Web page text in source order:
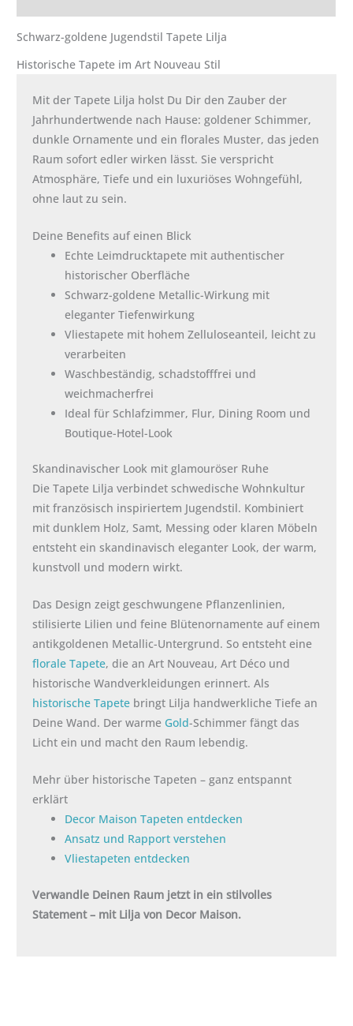
Schwarz-goldene Jugendstil Tapete Lilja
Historische Tapete im Art Nouveau Stil
Mit der Tapete Lilja holst Du Dir den Zauber der
Jahrhundertwende nach Hause: goldener Schimmer,
dunkle Ornamente und ein florales Muster, das jeden
Raum sofort edler wirken lässt. Sie verspricht
Atmosphäre, Tiefe und ein luxuriöses Wohngefühl,
ohne laut zu sein.
Deine Benefits auf einen Blick
Echte Leimdrucktapete mit authentischer
historischer Oberfläche
Schwarz-goldene Metallic-Wirkung mit
eleganter Tiefenwirkung
Vliestapete mit hohem Zelluloseanteil, leicht zu
verarbeiten
Waschbeständig, schadstofffrei und
weichmacherfrei
Ideal für Schlafzimmer, Flur, Dining Room und
Boutique-Hotel-Look
Skandinavischer Look mit glamouröser Ruhe
Die Tapete Lilja verbindet schwedische Wohnkultur
mit französisch inspiriertem Jugendstil. Kombiniert
mit dunklem Holz, Samt, Messing oder klaren Möbeln
entsteht ein skandinavisch eleganter Look, der warm,
kunstvoll und modern wirkt.
Das Design zeigt geschwungene Pflanzenlinien,
stilisierte Lilien und feine Blütenornamente auf einem
antikgoldenen Metallic-Untergrund. So entsteht eine
florale Tapete, die an Art Nouveau, Art Déco und
historische Wandverkleidungen erinnert. Als
historische Tapete bringt Lilja handwerkliche Tiefe an
Deine Wand. Der warme Gold-Schimmer fängt das
Licht ein und macht den Raum lebendig.
Mehr über historische Tapeten – ganz entspannt
erklärt
Decor Maison Tapeten entdecken
Ansatz und Rapport verstehen
Vliestapeten entdecken
Verwandle Deinen Raum jetzt in ein stilvolles
Statement – mit Lilja von Decor Maison.